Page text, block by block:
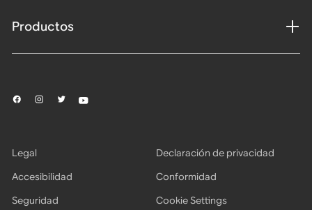
Productos
Legal
Declaración de privacidad
Accesibilidad
Conformidad
Seguridad
Cookie Settings